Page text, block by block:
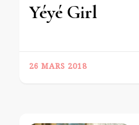
Yéyé Girl
26 MARS 2018